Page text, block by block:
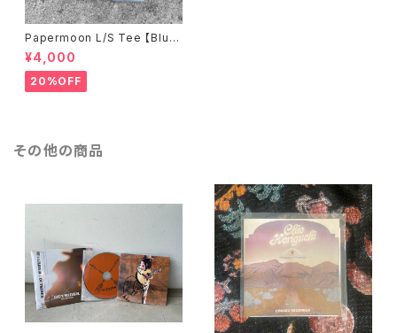
Papermoon L/S Tee 【Blu
e】
¥4,000
20%OFF
その他の商品